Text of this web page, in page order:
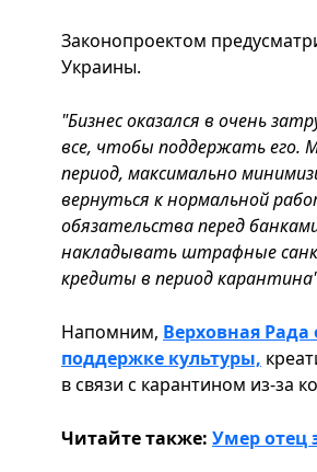
Законопроектом
Украины.
"Бизнес оказался в очень
все, чтобы поддержать
период, максимально
вернуться к нормальной
обязательства перед
накладывать штрафные
кредиты в период
Напомним, Верховная
поддержке культуры,
в связи с карантином из-за
Читайте также: Умер отец